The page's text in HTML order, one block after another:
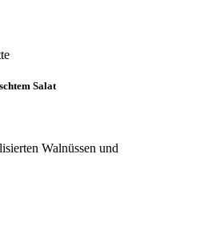
Salat
Walnüssen und